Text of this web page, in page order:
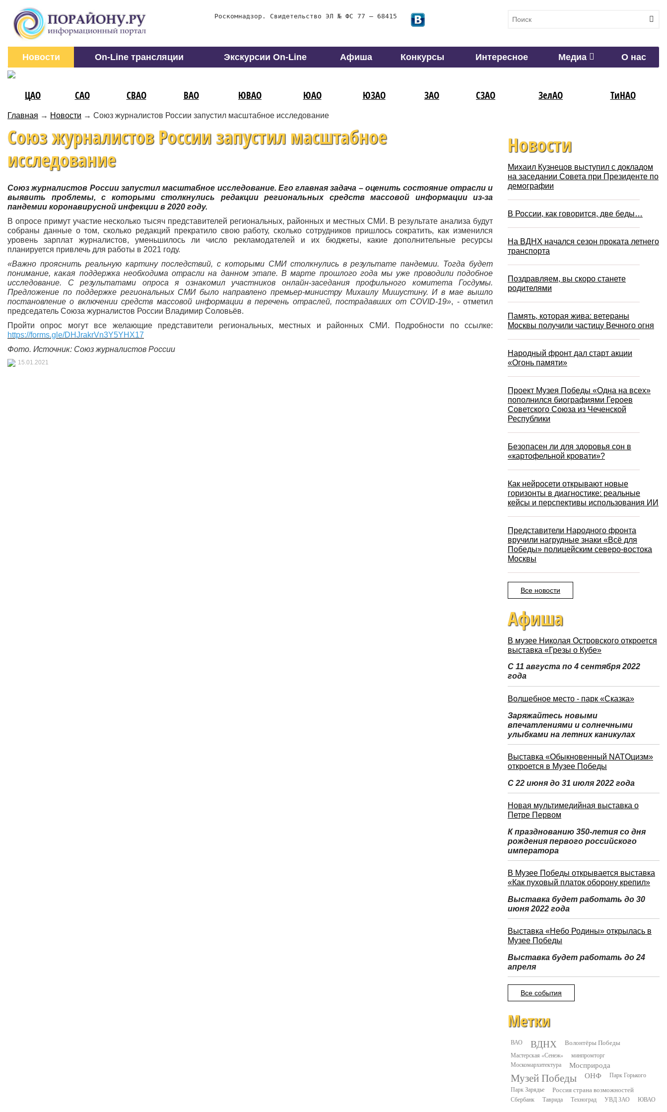
Роскомнадзор. Свидетельство ЭЛ № ФС 77 – 68415
Новости On-Line трансляции Экскурсии On-Line Афиша Конкурсы Интересное Медиа О нас
ЦАО САО СВАО ВАО ЮВАО ЮАО ЮЗАО ЗАО СЗАО ЗелАО ТиНАО
Главная → Новости → Союз журналистов России запустил масштабное исследование
Союз журналистов России запустил масштабное
исследование
Союз журналистов России запустил масштабное исследование. Его главная задача – оценить состояние отрасли и
выявить проблемы, с которыми столкнулись редакции региональных средств массовой информации из-за
пандемии коронавирусной инфекции в 2020 году.
В опросе примут участие несколько тысяч представителей региональных, районных и местных СМИ. В результате анализа будут
собраны данные о том, сколько редакций прекратило свою работу, сколько сотрудников пришлось сократить, как изменился
уровень зарплат журналистов, уменьшилось ли число рекламодателей и их бюджеты, какие дополнительные ресурсы
планируется привлечь для работы в 2021 году.
«Важно прояснить реальную картину последствий, с которыми СМИ столкнулись в результате пандемии. Тогда будет
понимание, какая поддержка необходима отрасли на данном этапе. В марте прошлого года мы уже проводили подобное
исследование. С результатами опроса я ознакомил участников онлайн-заседания профильного комитета Госдумы.
Предложение по поддержке региональных СМИ было направлено премьер-министру Михаилу Мишустину. И в мае вышло
постановление о включении средств массовой информации в перечень отраслей, пострадавших от COVID-19», - отметил
председатель Союза журналистов России Владимир Соловьёв.
Пройти опрос могут все желающие представители региональных, местных и районных СМИ. Подробности по ссылке:
https://forms.gle/DHJrakrVn3Y5YHX17
Фото. Источник: Союз журналистов России
15.01.2021
Новости
Михаил Кузнецов выступил с докладом
на заседании Совета при Президенте по
демографии
В России, как говорится, две беды…
На ВДНХ начался сезон проката летнего
транспорта
Поздравляем, вы скоро станете
родителями
Память, которая жива: ветераны
Москвы получили частицу Вечного огня
Народный фронт дал старт акции
«Огонь памяти»
Проект Музея Победы «Одна на всех»
пополнился биографиями Героев
Советского Союза из Чеченской
Республики
Безопасен ли для здоровья сон в
«картофельной кровати»?
Как нейросети открывают новые
горизонты в диагностике: реальные
кейсы и перспективы использования ИИ
Представители Народного фронта
вручили нагрудные знаки «Всё для
Победы» полицейским северо-востока
Москвы
Все новости
Афиша
В музее Николая Островского откроется
выставка «Грезы о Кубе»
С 11 августа по 4 сентября 2022
года
Волшебное место - парк «Сказка»
Заряжайтесь новыми
впечатлениями и солнечными
улыбками на летних каникулах
Выставка «Обыкновенный NATOцизм»
откроется в Музее Победы
С 22 июня до 31 июля 2022 года
Новая мультимедийная выставка о
Петре Первом
К празднованию 350-летия со дня
рождения первого российского
императора
В Музее Победы открывается выставка
«Как пуховый платок оборону крепил»
Выставка будет работать до 30
июня 2022 года
Выставка «Небо Родины» открылась в
Музее Победы
Выставка будет работать до 24
апреля
Все события
Метки
ВАО ВДНХ Волонтёры Победы
Мастерская «Сенеж»
минпромторг
Москомархитектура
Мосприрода
Музей Победы ОНФ
Парк Горького
Парк Зарядье
Россия страна возможностей
Сбербанк Таврида Техноград УВД ЗАО ЮВАО